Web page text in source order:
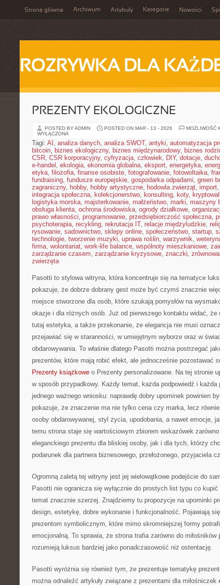
Strona główna Archiwum Artykuły Kategorie Nowości
ROZRYWKA DLA
PREZENTY EKOLOGICZNE
POSTED BY ADMIN POSTED ON MAR - 13 - 2026
MOŻLIWOŚĆ
WYŁĄCZONA
Tagi: AI , analiza danych, analiza SWOT, antyki, automatyzacja
bitcoin, biznes ekologiczny, biznes międzynarodowy, biznes
CSR, CSR korporacyjny, cyfryzacja, człowiek, DIY, dotacje,
e-handel , ekologia, ekonomia globalna, eksport, energetyka,
etyka, filozofia, finanse osobiste, fotografowanie, fotowoltaika,
fundraising, fundusze europejskie, gospodarka odpadami, green
zagraniczny, hobby, hobby artystyczne, hodowla zwierząt, import
integracja społeczna, kolekcjonerstwo, konsulting, koty,
logistyka morska, majsterkowanie, małżeństwo, marki, maszyny
obsługa klienta, ochrona środowiska, ogrody działkowe,
prawo własności, programowanie, przedsiębiorczość społeczna,
psychoterapia, recykling, rekrutacja IT, relacje międzyludzkie,
rysowanie, sadownictwo, sklepy online, społeczeństwo, startup,
technologie, tworzenie muzyki, uprawa roślin, warzywnik,
firma, wolontariat, work-life balance, wspólnoty mieszkaniowe,
zarządzanie czasem, zarządzanie kryzysowe, znaczki,
zwierzęta
Pasotti to stylowa witryna, która koncentruje się na tematyce
pokazuje, że dobrze dobrany gest może być czymś znacznie
miejsce stworzone dla osób, które szukają pomysłów na
okazje i dla różnych osób. Już od pierwszego kontaktu widać, że
tutaj estetyka, a także przekonanie, że elegancja nie musi
przejawiać się w staranności, w umiejętnym wyborze oraz w
obdarowywania. To właśnie dlatego Pasotti można postrzegać
prezentów, które mają robić efekt, ale jednocześnie pozostawać
Prezenty książkowe o Prezenty personalizowane. Na tej stronie
w sposób przypadkowy. Każdy temat, każda podpowiedź i każda
jednego ważnego wniosku: naprawdę dobry upominek powinien
pokazuje, że znaczenie ma nie tylko cena czy marka, lecz
osoby obdarowywanej, styl życia, upodobania, a nawet emocje,
temu strona staje się wartościowym zbiorem wskazówek
eleganckiego prezentu dla bliskiej osoby, jak i dla tych, którzy
podarunek dla partnera biznesowego, przełożonego, przyjaciela
Ogromną zaletą tej witryny jest jej wielowątkowe podejście do
Pasotti nie ogranicza się wyłącznie do prostych list typu co
temat znacznie szerzej. Znajdziemy tu propozycje na upominki
design, estetykę, dobre wykonanie i funkcjonalność. Pojawiają
prezentom symbolicznym, które mimo skromniejszej formy
emocjonalną. To sprawia, że strona trafia zarówno do
rozumieją luksus bardziej jako ponadczasowość niż ostentację.
Pasotti wyróżnia się również tym, że prezentuje tematykę
można odnaleźć artykuły związane z prezentami dla miłośniczek